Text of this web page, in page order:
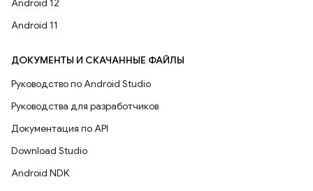
Android 12
Android 11
ДОКУМЕНТЫ И СКАЧАННЫЕ ФАЙЛЫ
Руководство по Android Studio
Руководства для разработчиков
Документация по API
Download Studio
Android NDK